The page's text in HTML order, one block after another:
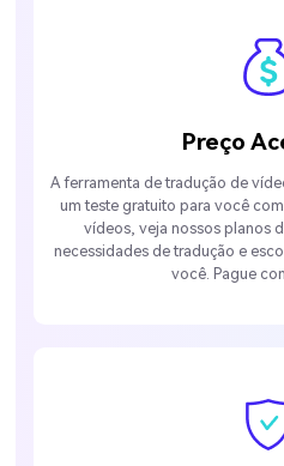
Preço
A ferramenta de tradução de
um teste gratuito para você
vídeos, veja nossos planos
necessidades de tradução e
você. Pague